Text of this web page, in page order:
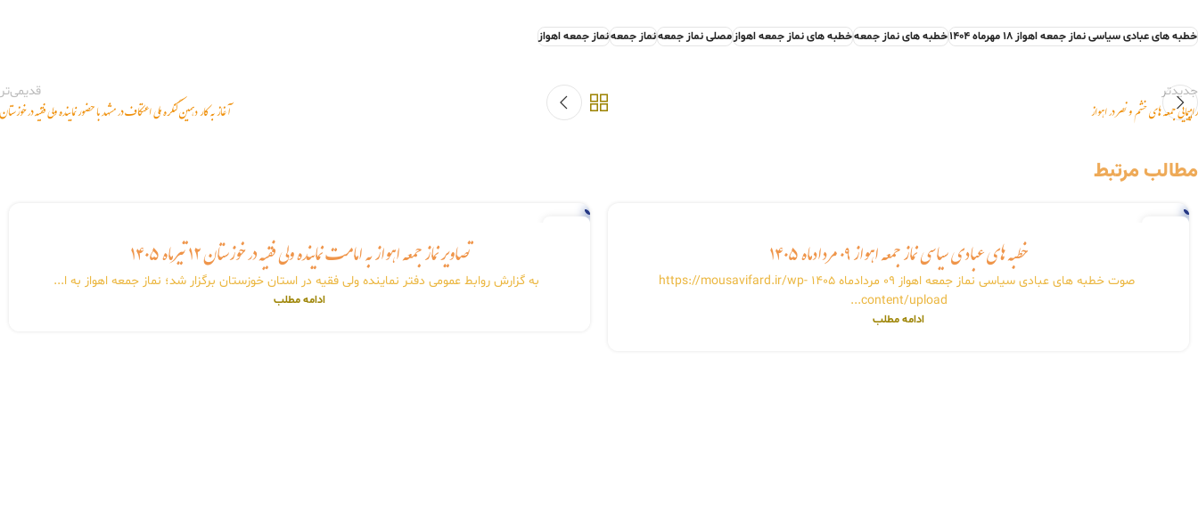
خطبه های عبادی سیاسی نماز جمعه اهواز ۱۸ مهرماه ۱۴۰۴ خطبه های نماز جمعهخطبه های نماز جمعه اهوازمصلی نماز جمعهنماز جمعهنماز جمعه اهواز
جدیدتر
راهپیمایی جمعه های خشم و نصر در اهواز
قدیمی‌تر
آغاز به کار دهمین کنگره ملی اعتکاف در مشهد با حضور نماینده ولی فقیه در خوزستان
مطالب مرتبط
خطبه های عبادی سیاسی نماز جمعه اهواز ۰۹ مردادماه ۱۴۰۵
صوت خطبه های عبادی سیاسی نماز جمعه اهواز ۰۹ مردادماه ۱۴۰۵ https://mousavifard.ir/wp-
content/upload...
ادامه مطلب
تصاویر نماز جمعه اهواز به امامت نماینده ولی فقیه در خوزستان ۱۲ تیرماه ۱۴۰۵
به گزارش روابط عمومی دفتر نماینده ولی فقیه در استان خوزستان برگزار شد؛ نماز جمعه اهواز به ا...
ادامه مطلب